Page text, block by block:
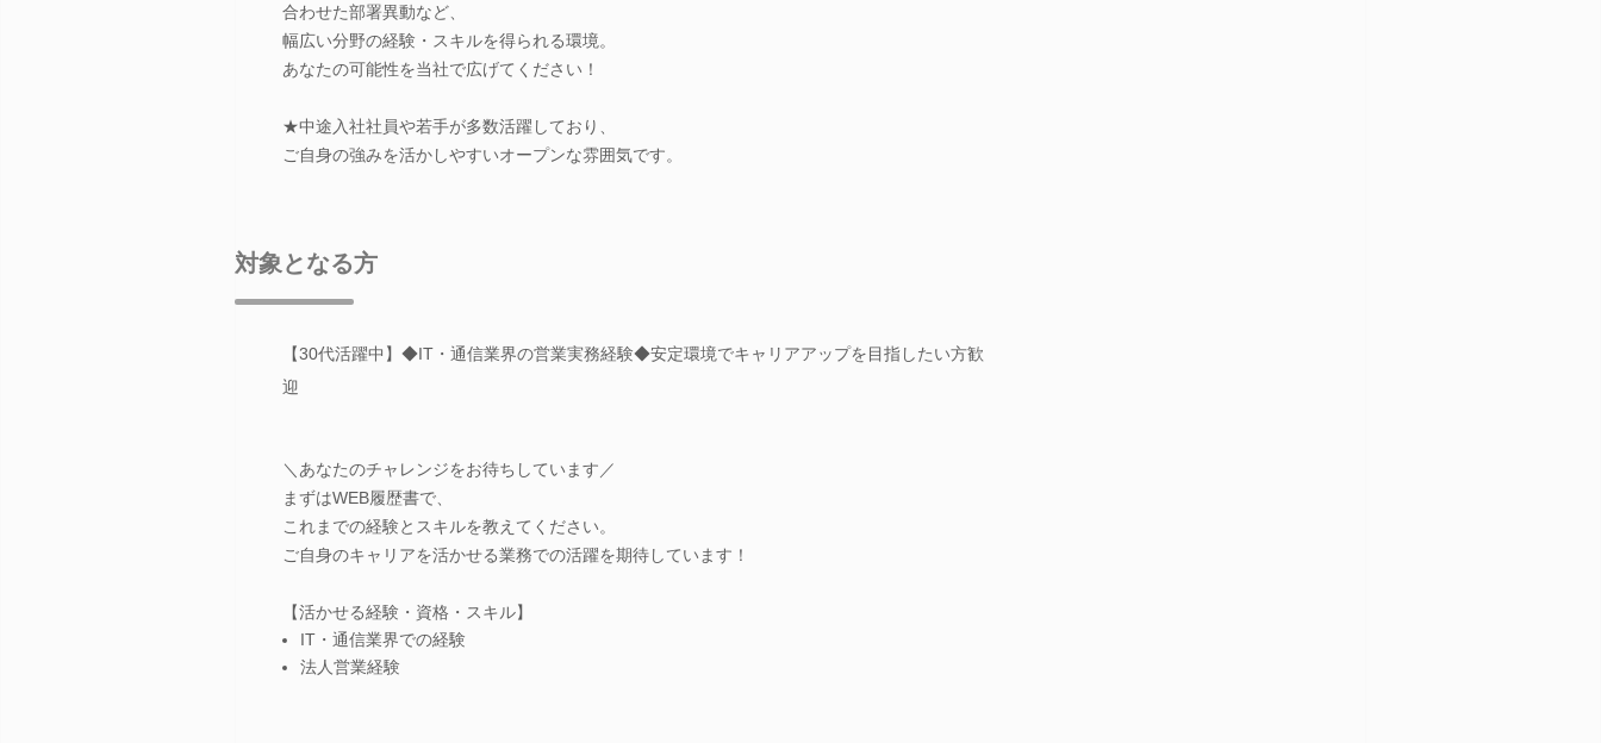
合わせた部署異動など、
幅広い分野の経験・スキルを得られる環境。
あなたの可能性を当社で広げてください！
★中途入社社員や若手が多数活躍しており、
ご自身の強みを活かしやすいオープンな雰囲気です。
対象となる方
【30代活躍中】◆IT・通信業界の営業実務経験◆安定環境でキャリアアップを目指したい方歓
迎
＼あなたのチャレンジをお待ちしています／
まずはWEB履歴書で、
これまでの経験とスキルを教えてください。
ご自身のキャリアを活かせる業務での活躍を期待しています！
【活かせる経験・資格・スキル】
IT・通信業界での経験
法人営業経験